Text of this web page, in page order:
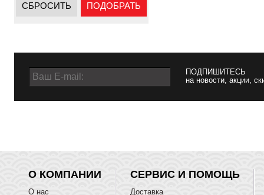
СБРОСИТЬ ПОДОБРАТЬ
ПОДПИШИТЕСЬ
на новости, акции,
О КОМПАНИИ
О нас
СЕРВИС И ПОМОЩЬ
Доставка